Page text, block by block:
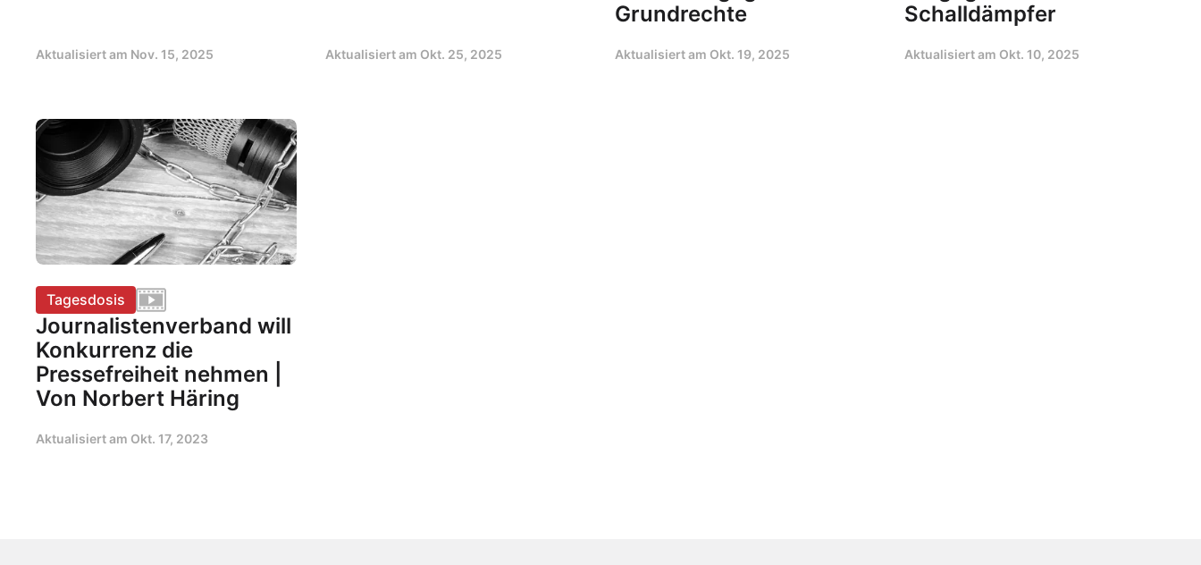
Aktualisiert am Nov. 15, 2025 Aktualisiert am Okt. 25, 2025
Grundrechte
Aktualisiert am Okt. 19, 2025
Schalldämpfer
Aktualisiert am Okt. 10, 2025
Tagesdosis
Journalistenverband will
Konkurrenz die
Pressefreiheit nehmen |
Von Norbert Häring
Aktualisiert am Okt. 17, 2023